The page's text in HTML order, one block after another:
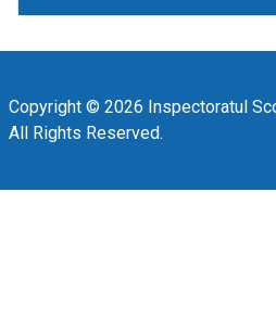
Copyright © 2026 Inspectoratul
All Rights Reserved.